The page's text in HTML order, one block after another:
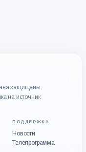
защищены.
на источник
ПОДДЕРЖКА
Новости
Телепрограмма